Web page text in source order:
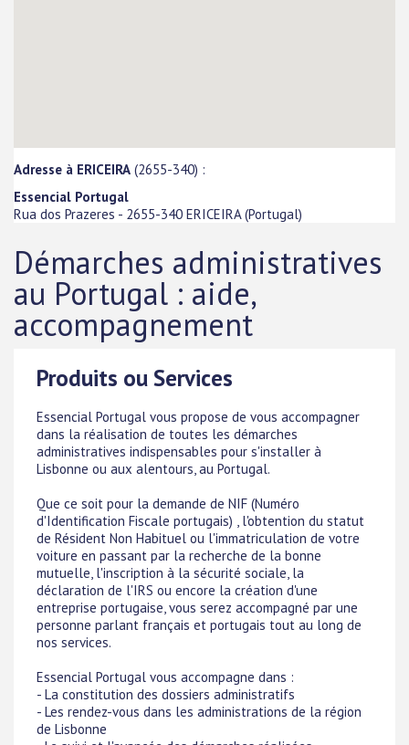
Adresse à ERICEIRA (2655-340) :
Essencial Portugal
Rua dos Prazeres - 2655-340 ERICEIRA(Portugal)
Démarches administratives
au Portugal : aide,
accompagnement
Produits ou Services
Essencial Portugal vous propose de vous accompagner
dans la réalisation de toutes les démarches
administratives indispensables pour s'installer à
Lisbonne ou aux alentours, au Portugal.
Que ce soit pour la demande de NIF (Numéro
d'Identification Fiscale portugais) , l'obtention du statut
de Résident Non Habituel ou l'immatriculation de votre
voiture en passant par la recherche de la bonne
mutuelle, l'inscription à la sécurité sociale, la
déclaration de l'IRS ou encore la création d'une
entreprise portugaise, vous serez accompagné par une
personne parlant français et portugais tout au long de
nos services.
Essencial Portugal vous accompagne dans :
- La constitution des dossiers administratifs
- Les rendez-vous dans les administrations de la région
de Lisbonne